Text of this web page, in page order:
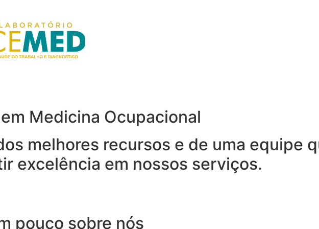
Medicina Ocupacional
melhores recursos e de uma equipe
excelência em nossos serviços.
pouco sobre nós